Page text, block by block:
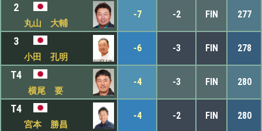
2
丸山 大輔
-7 -2 FIN 277
3
小田 孔明
-6 -3 FIN 278
T4
横尾 要
-4 -3 FIN 280
T4
宮本 勝昌
-4 -2 FIN 280